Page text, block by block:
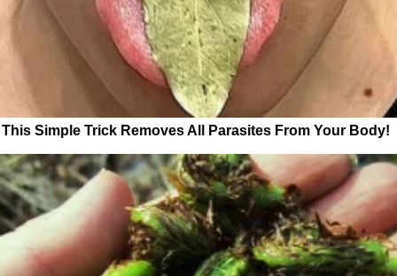
This Simple Trick Removes All Parasites From Your Body!